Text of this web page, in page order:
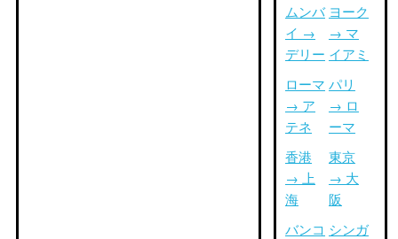
ムンバ
イ →
デリー
ローマ
→ ア
テネ
香港
→ 上
海
バンコ
ヨーク
→ マ
イアミ
パリ
→ ロ
ーマ
東京
→ 大
阪
シンガ